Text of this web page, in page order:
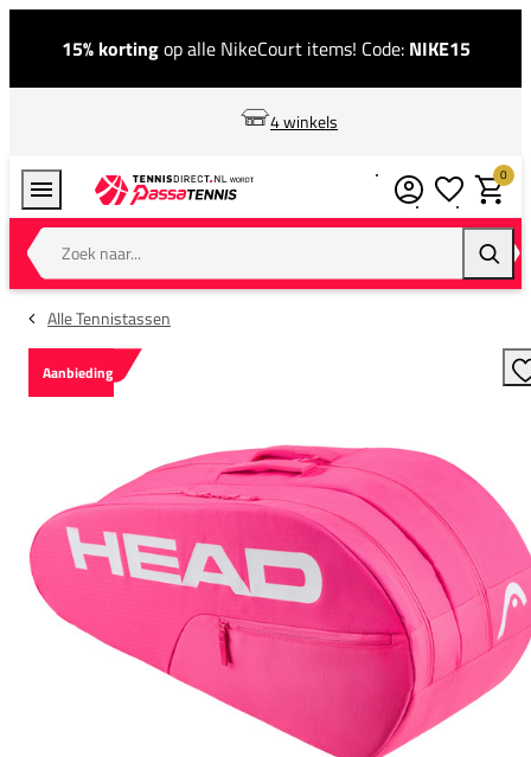
15% kortingop alle NikeCourt items! Code: NIKE15
4 winkels
Zoek naar...
0
Alle Tennistassen
Aanbieding